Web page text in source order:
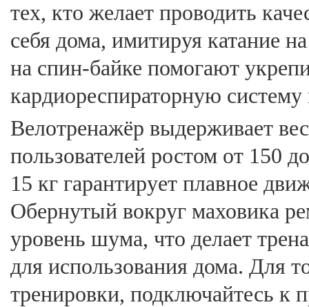
тех, кто желает проводить
себя дома, имитируя катание
на спин-байке помогают
кардиореспираторную систему
Велотренажёр выдерживает
пользователей ростом от 150
15 кг гарантирует плавное
Обернутый вокруг маховика
уровень шума, что делает
для использования дома. Для
тренировки, подключайтесь